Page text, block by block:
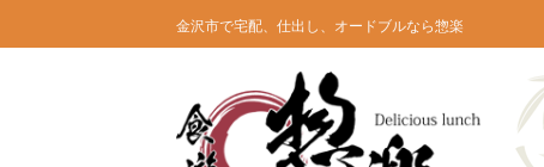
金沢市で宅配、仕出し、オードブルなら惣楽